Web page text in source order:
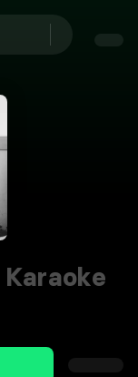
Karaoke